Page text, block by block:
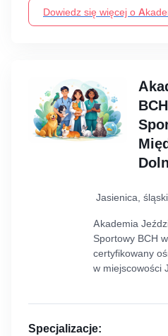
Dowiedz się więcej o
Jasienica,
Akademia
Sportowy BCH
certyfikowany
w miejscowości
Specjalizacje: